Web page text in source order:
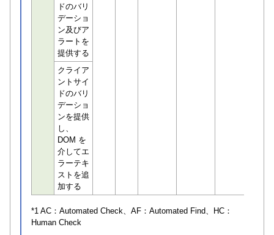
ドのバリ
デーショ
ン及びア
ラートを
提供する
クライア
ントサイ
ドのバリ
デーショ
ンを提供
し、
DOM を
介してエ
ラーテキ
ストを追
加する
*1 AC： Automated Check、AF： Automated Find、HC：
Human Check